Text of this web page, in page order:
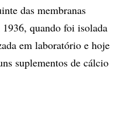
das membranas
quando foi isolada
em laboratório e hoje
suplementos de cálcio